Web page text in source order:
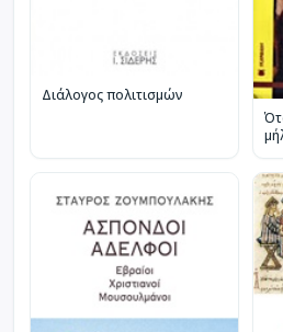
Διάλογος πολιτισμών